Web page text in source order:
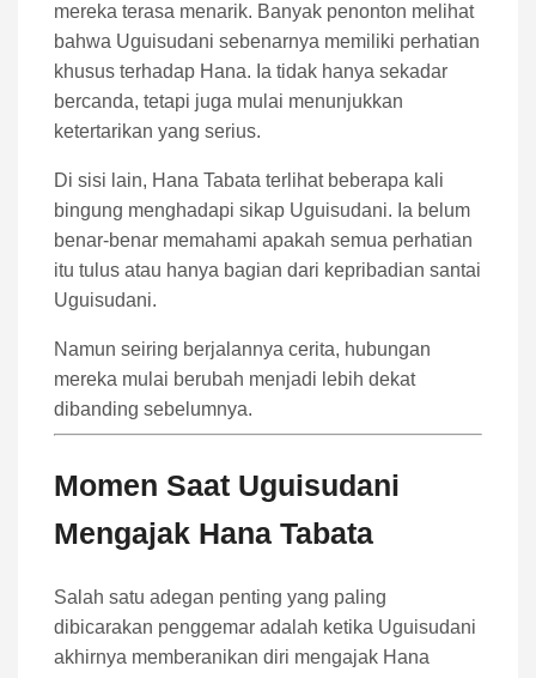
mereka terasa menarik. Banyak penonton melihat
bahwa Uguisudani sebenarnya memiliki perhatian
khusus terhadap Hana. Ia tidak hanya sekadar
bercanda, tetapi juga mulai menunjukkan
ketertarikan yang serius.
Di sisi lain, Hana Tabata terlihat beberapa kali
bingung menghadapi sikap Uguisudani. Ia belum
benar-benar memahami apakah semua perhatian
itu tulus atau hanya bagian dari kepribadian santai
Uguisudani.
Namun seiring berjalannya cerita, hubungan
mereka mulai berubah menjadi lebih dekat
dibanding sebelumnya.
Momen Saat Uguisudani
Mengajak Hana Tabata
Salah satu adegan penting yang paling
dibicarakan penggemar adalah ketika Uguisudani
akhirnya memberanikan diri mengajak Hana